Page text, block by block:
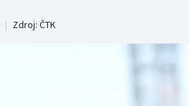
Boby a skeleton
| Zdroj: ČTK